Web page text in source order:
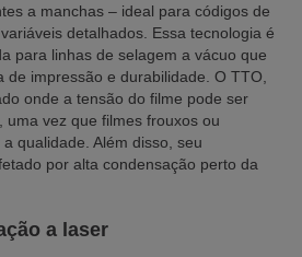
a manchas – ideal para códigos de
detalhados. Essa tecnologia é
para linhas de selagem a vácuo que
de impressão e durabilidade. O TTO,
onde a tensão do filme pode ser
uma vez que filmes frouxos ou
qualidade. Além disso, seu
por alta condensação perto da
a laser